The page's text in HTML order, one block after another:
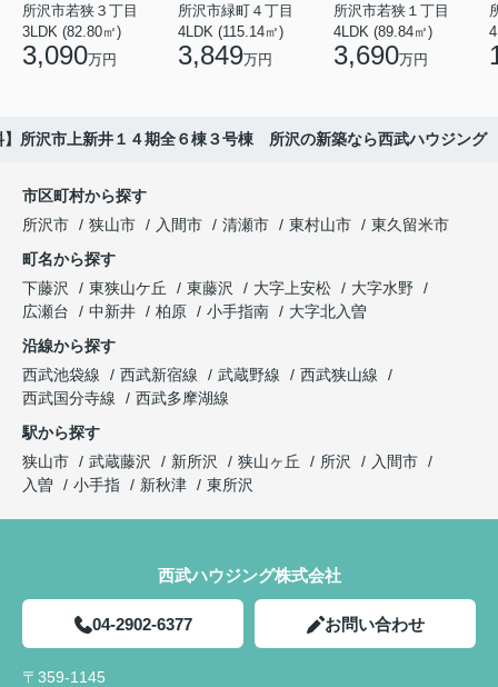
所沢市若狭３丁目
3LDK (82.80㎡)
3,090万円
所沢市緑町４丁目
4LDK (115.14㎡)
3,849万円
所沢市若狭１丁目
4LDK (89.84㎡)
3,690万円
】所沢市上新井１４期全６棟３号棟 所沢の新築なら西武ハウジング
市区町村から探す
所沢市
狭山市 入間市 清瀬市 東村山市
東久留米市
町名から探す
下藤沢
東狭山ケ丘 東藤沢 大字上安松
大字水野
広瀬台
中新井 柏原 小手指南
大字北入曽
沿線から探す
西武池袋線
西武新宿線 武蔵野線
西武狭山線
西武国分寺線
西武多摩湖線
駅から探す
狭山市
武蔵藤沢 新所沢 狭山ヶ丘 所沢
入間市
入曽
小手指 新秋津 東所沢
西武ハウジング株式会社
04-2902-6377 お問い合わせ
〒359-1145